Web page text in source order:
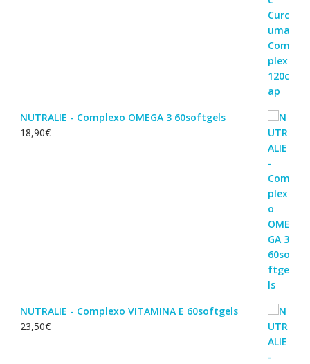
NUTRALIE - Complexo OMEGA 3 60softgels
18,90€
NUTRALIE - Complexo VITAMINA E 60softgels
23,50€